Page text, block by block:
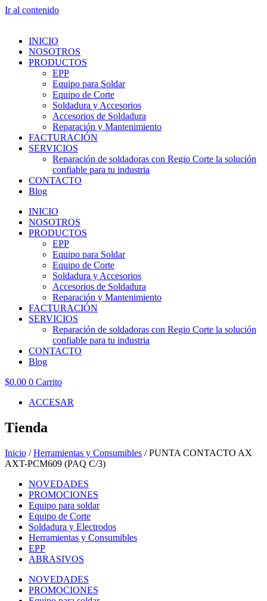
Ir al contenido
INICIO
NOSOTROS
PRODUCTOS
EPP
Equipo para Soldar
Equipo de Corte
Soldadura y Accesorios
Accesorios de Soldadura
Reparación y Mantenimiento
FACTURACIÓN
SERVICIOS
Reparación de soldadoras con Regio Corte la solución
confiable para tu industria
CONTACTO
Blog
INICIO
NOSOTROS
PRODUCTOS
EPP
Equipo para Soldar
Equipo de Corte
Soldadura y Accesorios
Accesorios de Soldadura
Reparación y Mantenimiento
FACTURACIÓN
SERVICIOS
Reparación de soldadoras con Regio Corte la solución
confiable para tu industria
CONTACTO
Blog
$0.00 0 Carrito
ACCESAR
Tienda
Inicio /Herramientas y Consumibles / PUNTA CONTACTO AX
AXT-PCM609 (PAQ C/3)
NOVEDADES
PROMOCIONES
Equipo para soldar
Equipo de Corte
Soldadura y Electrodos
Herramientas y Consumibles
EPP
ABRASIVOS
NOVEDADES
PROMOCIONES